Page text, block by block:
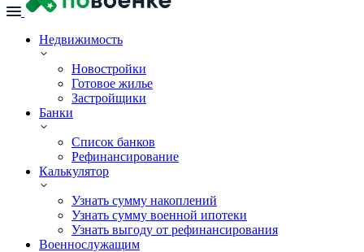
Недвижимость
Новостройки
Готовое жилье
Застройщики
Банки
Список банков
Рефинансирование
Калькулятор
Узнать сумму накоплений
Узнать сумму военной ипотеки
Узнать выгоду от рефинансирования
Военнослужащим